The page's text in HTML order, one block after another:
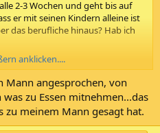
2-3 Wochen und geht bis auf
er mit seinen Kindern alleine ist
das berufliche hinaus? Hab ich
ihm etwas kommen, die
Richtung zu gehen. Denn das:
anklicken....
Mann angesprochen, von
zu Essen mitnehmen...das
zu meinem Mann gesagt hat.